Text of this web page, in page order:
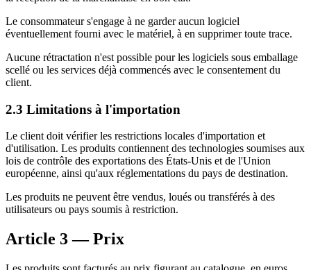
Le consommateur s'engage à ne garder aucun logiciel
éventuellement fourni avec le matériel, à en supprimer toute trace.
Aucune rétractation n'est possible pour les logiciels sous emballage
scellé ou les services déjà commencés avec le consentement du
client.
2.3 Limitations à l'importation
Le client doit vérifier les restrictions locales d'importation et
d'utilisation. Les produits contiennent des technologies soumises aux
lois de contrôle des exportations des États-Unis et de l'Union
européenne, ainsi qu'aux réglementations du pays de destination.
Les produits ne peuvent être vendus, loués ou transférés à des
utilisateurs ou pays soumis à restriction.
Article 3 — Prix